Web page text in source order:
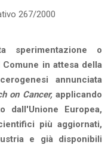
267/2000
sperimentazione o
in attesa della
annunciata
on Cancer, applicando
dall'Unione Europea,
più aggiornati,
e già disponibili